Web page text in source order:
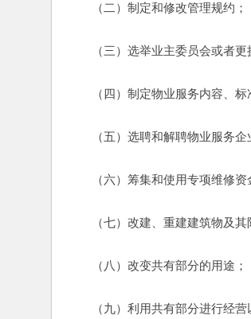
（二）制定和修改管理规约；
（三）选举业主委员会或者更
（四）制定物业服务内容、标
（五）选聘和解聘物业服务企
（六）筹集和使用专项维修资
（七）改建、重建建筑物及其
（八）改变共有部分的用途；
（九）利用共有部分进行经营